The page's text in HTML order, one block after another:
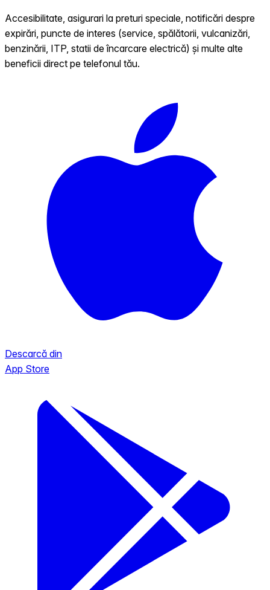
Accesibilitate, asigurari la preturi speciale, notificări despre
expirări, puncte de interes (service, spălătorii, vulcanizări,
benzinării, ITP, statii de încarcare electrică) și multe alte
beneficii direct pe telefonul tău.
Descarcă din
App Store